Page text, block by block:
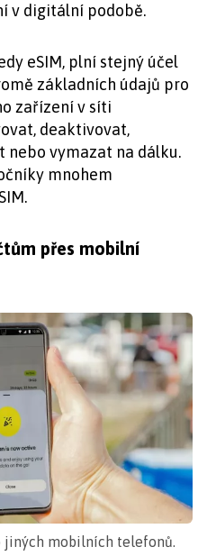
v digitální podobě.
eSIM, plní stejný účel
základních údajů pro
zařízení v síti
deaktivovat,
vymazat na dálku.
mnohem
přes mobilní
jiných mobilních telefonů.